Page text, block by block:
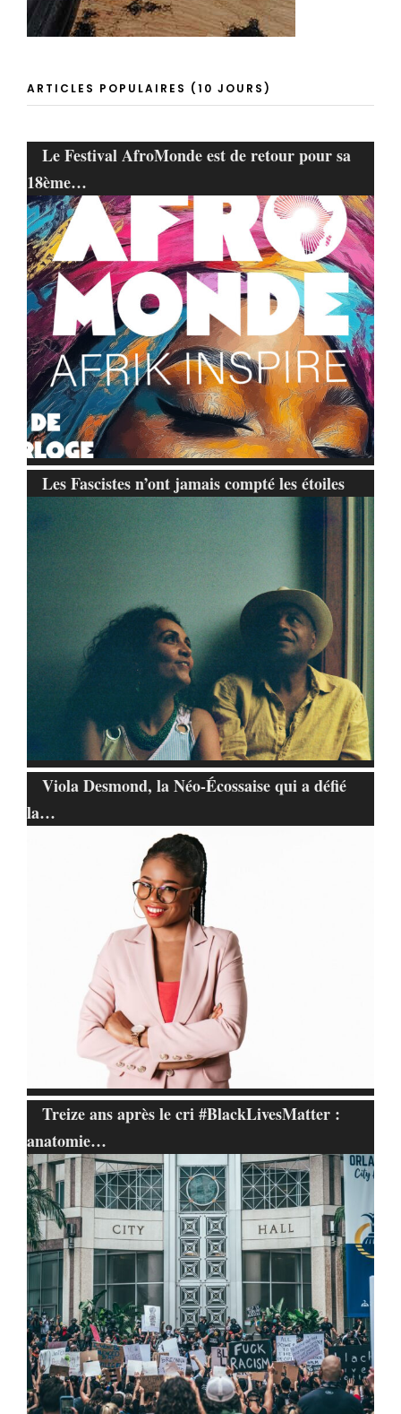
ARTICLES POPULAIRES (10 JOURS)
Le Festival AfroMonde est de retour pour sa
18ème…
Les Fascistes n’ont jamais compté les étoiles
Viola Desmond, la Néo-Écossaise qui a défié
la…
Treize ans après le cri #BlackLivesMatter :
anatomie…